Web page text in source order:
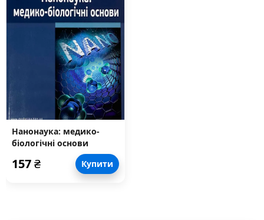
Нанонаука: медико-
біологічні основи
157₴ Купити